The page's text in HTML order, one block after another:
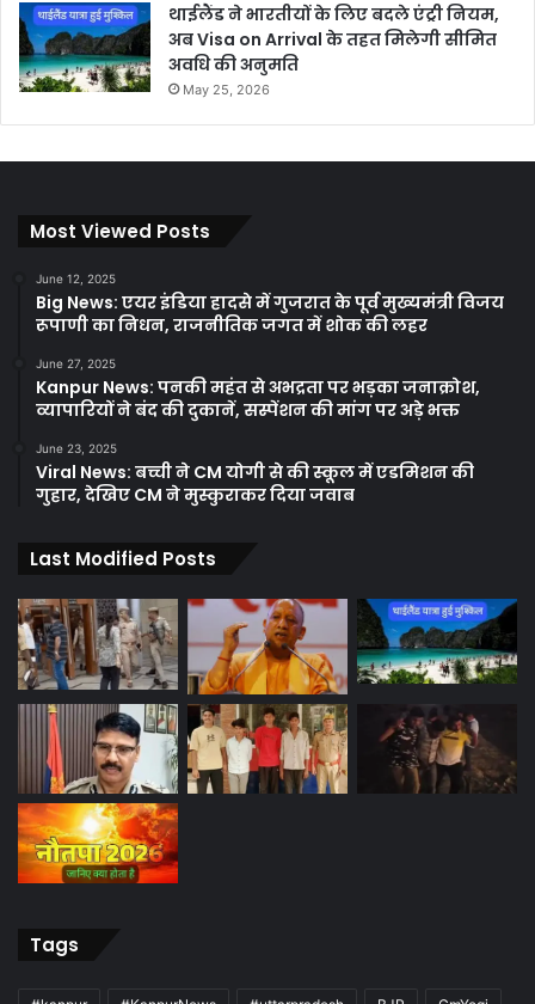
थाईलैंड ने भारतीयों के लिए बदले एंट्री नियम,
अब Visa on Arrival के तहत मिलेगी सीमित
अवधि की अनुमति
May 25, 2026
Most Viewed Posts
June 12, 2025
Big News: एयर इंडिया हादसे में गुजरात के पूर्व मुख्यमंत्री विजय
रूपाणी का निधन, राजनीतिक जगत में शोक की लहर
June 27, 2025
Kanpur News: पनकी महंत से अभद्रता पर भड़का जनाक्रोश,
व्यापारियों ने बंद की दुकानें, सस्पेंशन की मांग पर अड़े भक्त
June 23, 2025
Viral News: बच्ची ने CM योगी से की स्कूल में एडमिशन की
गुहार, देखिए CM ने मुस्कुराकर दिया जवाब
Last Modified Posts
Tags